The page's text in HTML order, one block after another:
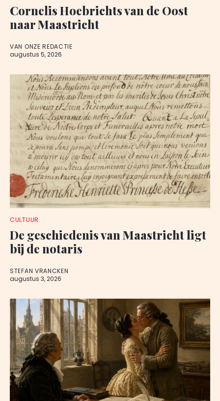
Cornelis Hoebrichts van de Oost
naar Maastricht
VAN ONZE REDACTIE
augustus 5, 2026
CULTUUR
De geschiedenis van Maastricht ligt
bij de notaris
STEFAN VRANCKEN
augustus 3, 2026